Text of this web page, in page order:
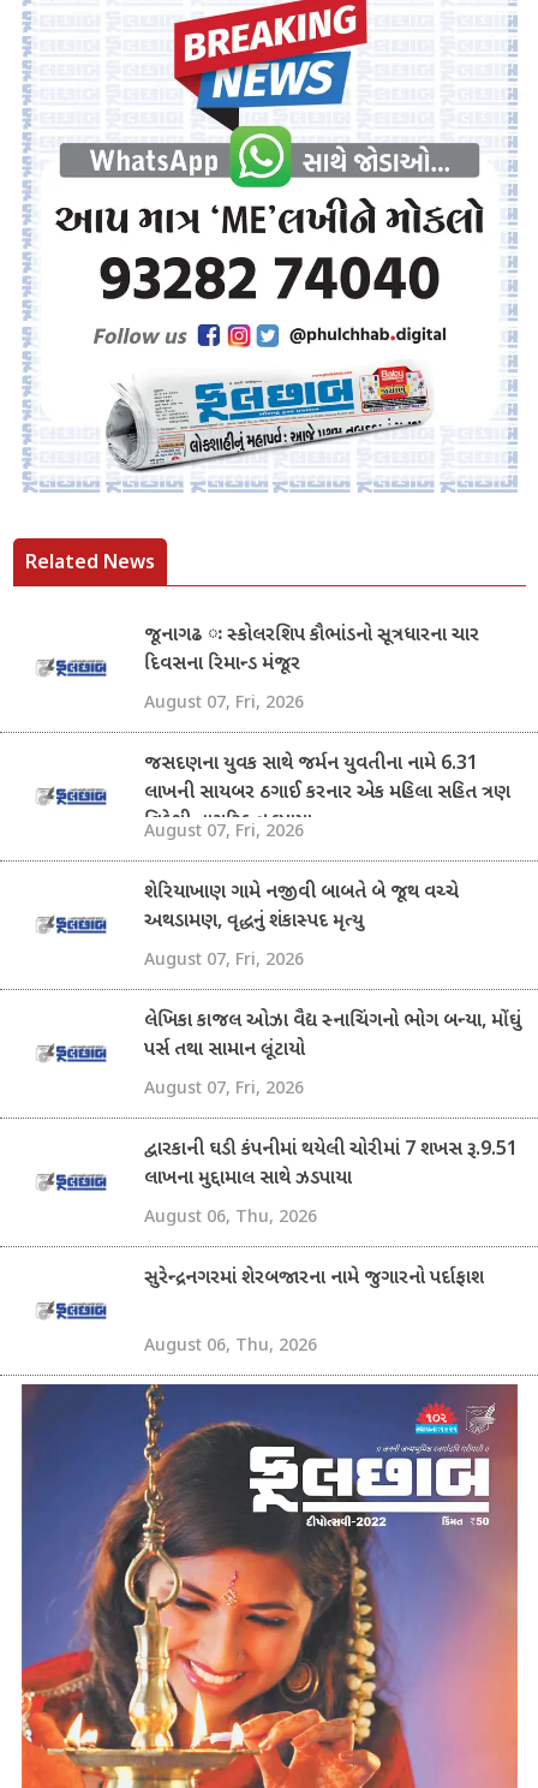
Related News
જૂનાગઢ ઃ સ્કોલરશિપ કૌભાંડનો સૂત્રધારના ચાર
દિવસના રિમાન્ડ મંજૂર
August 07, Fri, 2026
જસદણના યુવક સાથે જર્મન યુવતીના નામે 6.31
લાખની સાયબર ઠગાઈ કરનાર એક મહિલા સહિત ત્રણ
વિદેશી નાગરિક ઝડપાયા
August 07, Fri, 2026
શેરિયાખાણ ગામે નજીવી બાબતે બે જૂથ વચ્ચે
અથડામણ, વૃદ્ધનું શંકાસ્પદ મૃત્યુ
August 07, Fri, 2026
લેખિકા કાજલ ઓઝા વૈદ્ય સ્નાચિંગનો ભોગ બન્યા, મોંઘું
પર્સ તથા સામાન લૂંટાયો
August 07, Fri, 2026
દ્વારકાની ઘડી કંપનીમાં થયેલી ચોરીમાં 7 શખસ રૂ.9.51
લાખના મુદ્દામાલ સાથે ઝડપાયા
August 06, Thu, 2026
સુરેન્દ્રનગરમાં શેરબજારના નામે જુગારનો પર્દાફાશ
August 06, Thu, 2026